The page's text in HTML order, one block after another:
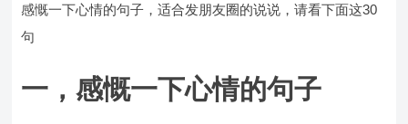
感慨一下心情的句子，适合发朋友圈的说说，请看下面这30
句
一，感慨一下心情的句子